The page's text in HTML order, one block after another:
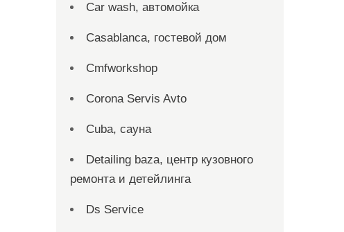
Car wash, автомойка
Casablanca, гостевой дом
Cmfworkshop
Corona Servis Avto
Cuba, сауна
Detailing baza, центр кузовного
ремонта и детейлинга
Ds Service